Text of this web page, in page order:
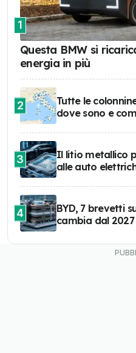
1
Questa BMW si
energia in più
2
Tutte le
dove sono e
3
Il litio metallico
alle auto
4
BYD, 7 brevetti
cambia dal 2027